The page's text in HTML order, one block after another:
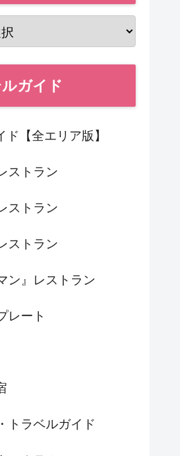
ガイド
ド【全エリア版】
ストラン
ストラン
ストラン
ン』レストラン
レート
トラベルガイド